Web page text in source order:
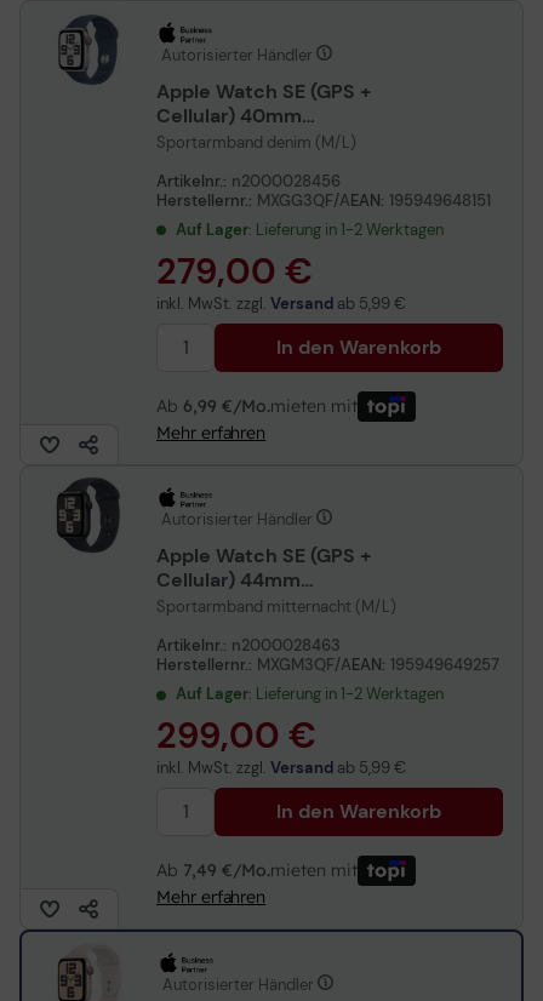
Autorisierter Händler
Apple Watch SE (GPS +
Cellular) 40mm
Aluminiumgehäuse silber
Sportarmband denim (M/L)
Artikelnr.: n2000028456
Herstellernr.: MXGG3QF/AEAN: 195949648151
Auf Lager: Lieferung in 1-2 Werktagen
279,00 €
inkl. MwSt. zzgl. Versand ab 5,99 €
In den Warenkorb
Ab 6,99 €/Mo.mieten mit
Mehr erfahren
Autorisierter Händler
Apple Watch SE (GPS +
Cellular) 44mm
Aluminiumgehäuse
Sportarmband mitternacht (M/L)
Artikelnr.: n2000028463
Herstellernr.: MXGM3QF/AEAN: 195949649257
Auf Lager: Lieferung in 1-2 Werktagen
299,00 €
inkl. MwSt. zzgl. Versand ab 5,99 €
In den Warenkorb
Ab 7,49 €/Mo.mieten mit
Mehr erfahren
Autorisierter Händler